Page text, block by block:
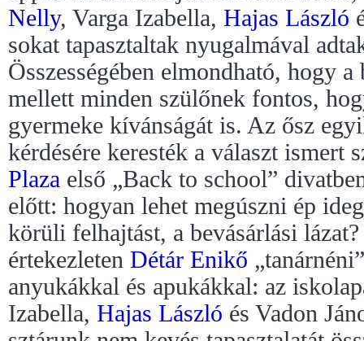
Nelly, Varga Izabella, Hajas László
sokat tapasztaltak nyugalmával
Összességében elmondható, hogy
mellett minden szülőnek fontos,
gyermeke kívánságát is. Az ősz
kérdésére keresték a választ ismert
Plaza első „Back to school”
előtt: hogyan lehet megúszni ép
körüli felhajtást, a bevásárlási
értekezleten Détár Enikő
anyukákkal és apukákkal: az
Izabella, Hajas László és Vadon